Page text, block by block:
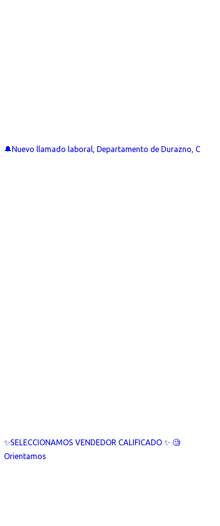
🔔Nuevo llamado laboral, Departamento de Durazno, C
✨SELECCIONAMOS VENDEDOR CALIFICADO ✨ 🧐
Orientamos